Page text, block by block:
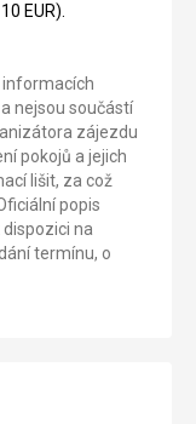
EUR).
informacích
nejsou součástí
zájezdu
pokojů a jejich
lišit, za což
popis
na
termínu, o